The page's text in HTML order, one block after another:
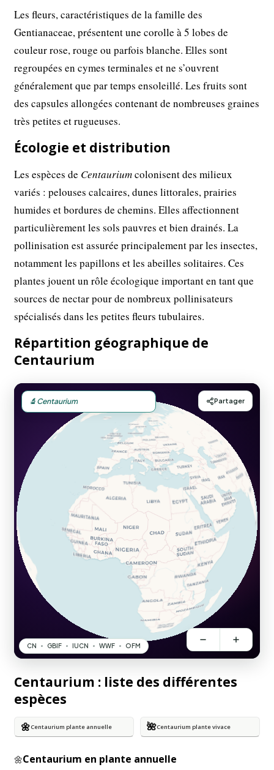
Les fleurs, caractéristiques de la famille des
Gentianaceae, présentent une corolle à 5 lobes de
couleur rose, rouge ou parfois blanche. Elles sont
regroupées en cymes terminales et ne s’ouvrent
généralement que par temps ensoleillé. Les fruits sont
des capsules allongées contenant de nombreuses graines
très petites et rugueuses.
Écologie et distribution
Les espèces de Centauriumcolonisent des milieux
variés : pelouses calcaires, dunes littorales, prairies
humides et bordures de chemins. Elles affectionnent
particulièrement les sols pauvres et bien drainés. La
pollinisation est assurée principalement par les insectes,
notamment les papillons et les abeilles solitaires. Ces
plantes jouent un rôle écologique important en tant que
sources de nectar pour de nombreux pollinisateurs
spécialisés dans les petites fleurs tubulaires.
Répartition géographique de
Centaurium
Centaurium : liste des différentes
espèces
🌼Centaurium plante annuelle 🌺Centaurium plante vivace
🌼Centaurium en plante annuelle